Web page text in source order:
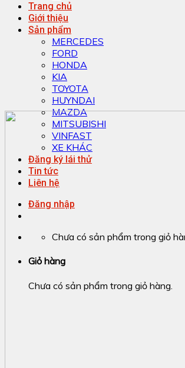
Trang chủ
Giới thiệu
Sản phẩm
MERCEDES
FORD
HONDA
KIA
TOYOTA
HUYNDAI
MAZDA
MITSUBISHI
VINFAST
XE KHÁC
Đăng ký lái thử
Tin tức
Liên hệ
Đăng nhập
Chưa có sản phẩm trong giỏ
Giỏ hàng
Chưa có sản phẩm trong giỏ hàng.